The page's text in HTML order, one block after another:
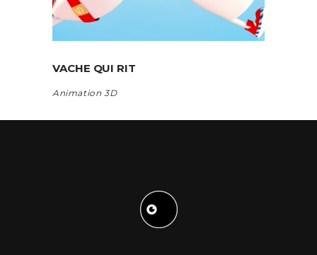
VACHE QUI RIT
Animation 3D